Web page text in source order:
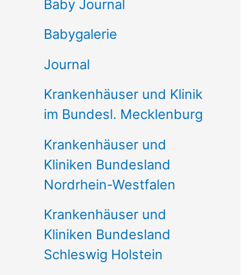
n
n
c
h
:
Baby Journal
Babygalerie
Journal
Krankenhäuser und Klinik
im Bundesl. Mecklenburg
Krankenhäuser und
Kliniken Bundesland
Nordrhein-Westfalen
Krankenhäuser und
Kliniken Bundesland
Schleswig Holstein